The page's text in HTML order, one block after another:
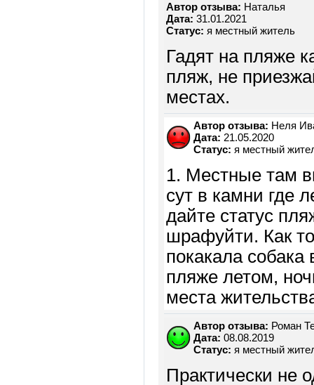
Автор отзыва: Наталья
Дата: 31.01.2021
Статус: я местный житель
Гадят на пляже
пляж, не
местах.
Автор отзыва: Неля
Дата: 21.05.2020
Статус: я местный
1. Местные там
сут в камни где
дайте статус
шрафуйти. Как то
покакала
пляже летом,
места
Автор отзыва: Роман
Дата: 08.08.2019
Статус: я местный
Практически не